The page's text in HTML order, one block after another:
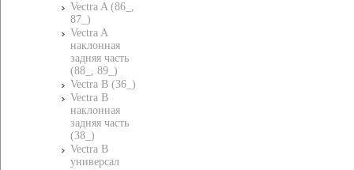
Vectra A (86_,
87_)
Vectra A
наклонная
задняя часть
(88_, 89_)
Vectra B (36_)
Vectra B
наклонная
задняя часть
(38_)
Vectra B
универсал